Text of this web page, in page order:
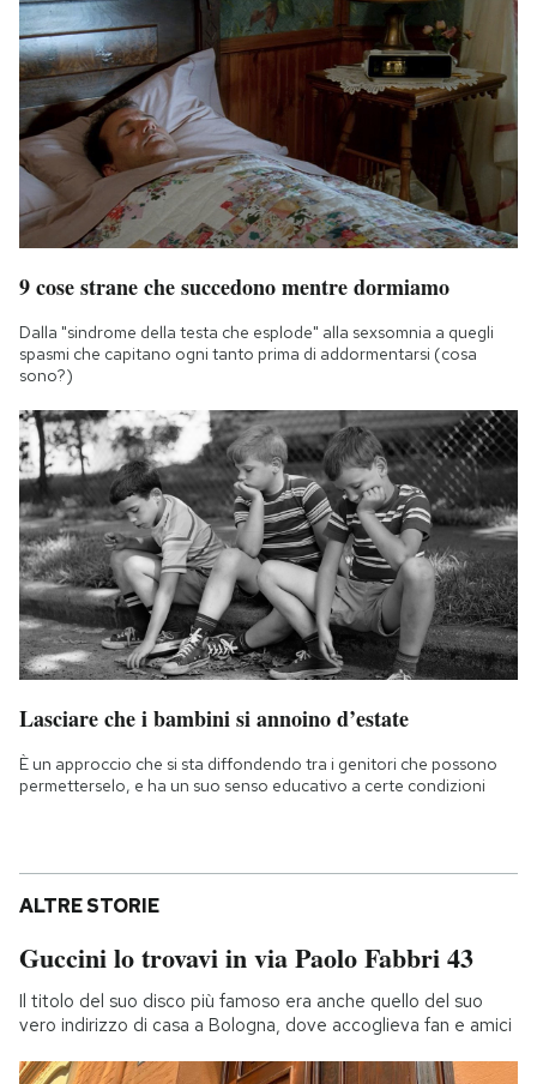
9 cose strane che succedono mentre dormiamo
Dalla "sindrome della testa che esplode" alla sexsomnia a quegli
spasmi che capitano ogni tanto prima di addormentarsi (cosa
sono?)
Lasciare che i bambini si annoino d’estate
È un approccio che si sta diffondendo tra i genitori che possono
permetterselo, e ha un suo senso educativo a certe condizioni
ALTRE STORIE
Guccini lo trovavi in via Paolo Fabbri 43
Il titolo del suo disco più famoso era anche quello del suo
vero indirizzo di casa a Bologna, dove accoglieva fan e amici